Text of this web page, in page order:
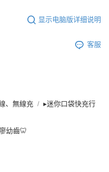
显示电脑版详细说明
客服
、無線充
▸迷你口袋快充行
幼齒🦷